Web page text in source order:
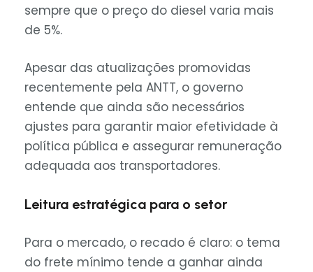
sempre que o preço do diesel varia mais
de 5%.
Apesar das atualizações promovidas
recentemente pela ANTT, o governo
entende que ainda são necessários
ajustes para garantir maior efetividade à
política pública e assegurar remuneração
adequada aos transportadores.
Leitura estratégica para o setor
Para o mercado, o recado é claro: o tema
do frete mínimo tende a ganhar ainda